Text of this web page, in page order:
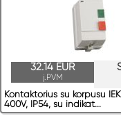
32.14 EUR
į.PVM
Kontaktorius su korpusu
400V, IP54, su indikat...